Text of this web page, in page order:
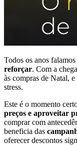
Todos os anos
reforçar. Com a
às compras de Natal,
stress.
Este é o momento
preços e aproveitar
comprar com
beneficia das
oferecer descontos